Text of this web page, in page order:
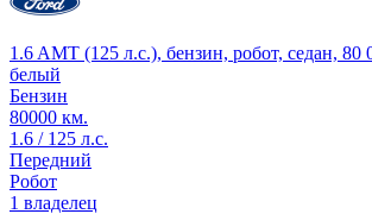
1.6 AMT (125 л.с.), бензин, робот, седан, 80
белый
Бензин
80000 км.
1.6 / 125 л.с.
Передний
Робот
1 владелец